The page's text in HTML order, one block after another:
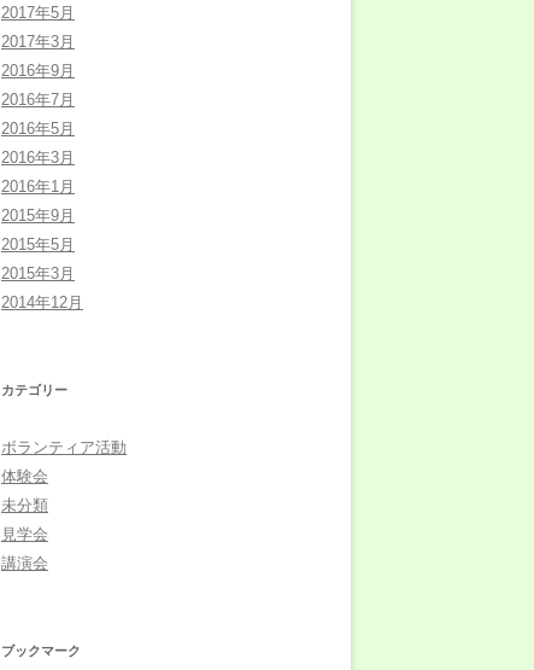
2017年5月
2017年3月
2016年9月
2016年7月
2016年5月
2016年3月
2016年1月
2015年9月
2015年5月
2015年3月
2014年12月
カテゴリー
ボランティア活動
体験会
未分類
見学会
講演会
ブックマーク